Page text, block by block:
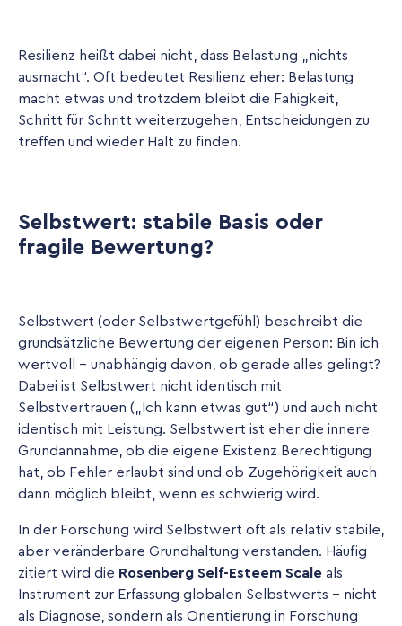
Resilienz heißt dabei nicht, dass Belastung „nichts
ausmacht“. Oft bedeutet Resilienz eher: Belastung
macht etwas und trotzdem bleibt die Fähigkeit,
Schritt für Schritt weiterzugehen, Entscheidungen zu
treffen und wieder Halt zu finden.
Selbstwert: stabile Basis oder
fragile Bewertung?
Selbstwert (oder Selbstwertgefühl) beschreibt die
grundsätzliche Bewertung der eigenen Person: Bin ich
wertvoll - unabhängig davon, ob gerade alles gelingt?
Dabei ist Selbstwert nicht identisch mit
Selbstvertrauen („Ich kann etwas gut“) und auch nicht
identisch mit Leistung. Selbstwert ist eher die innere
Grundannahme, ob die eigene Existenz Berechtigung
hat, ob Fehler erlaubt sind und ob Zugehörigkeit auch
dann möglich bleibt, wenn es schwierig wird.
In der Forschung wird Selbstwert oft als relativ stabile,
aber veränderbare Grundhaltung verstanden. Häufig
zitiert wird die Rosenberg Self-Esteem Scale als
Instrument zur Erfassung globalen Selbstwerts - nicht
als Diagnose, sondern als Orientierung in Forschung